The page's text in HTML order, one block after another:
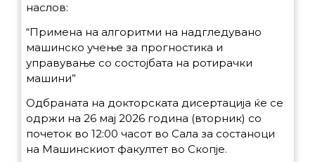
наслов:
“Примена на алгоритми на надгледувано
машинско учење за прогностика и
управување со состојбата на ротирачки
машини”
Одбраната на докторската дисертација ќе се
одржи на 26 мај 2026 година (вторник) со
почеток во 12:00 часот во Сала за состаноци
на Машинскиот факултет во Скопје.